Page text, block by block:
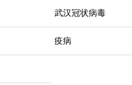
武汉冠状病毒
疫病